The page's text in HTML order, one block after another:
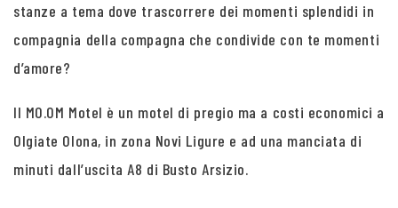
stanze a tema dove trascorrere dei momenti splendidi in
compagnia della compagna che condivide con te momenti
d’amore?
Il MO.OM Motel è un motel di pregio ma a costi economici a
Olgiate Olona, in zona Novi Ligure e ad una manciata di
minuti dall’uscita A8 di Busto Arsizio.